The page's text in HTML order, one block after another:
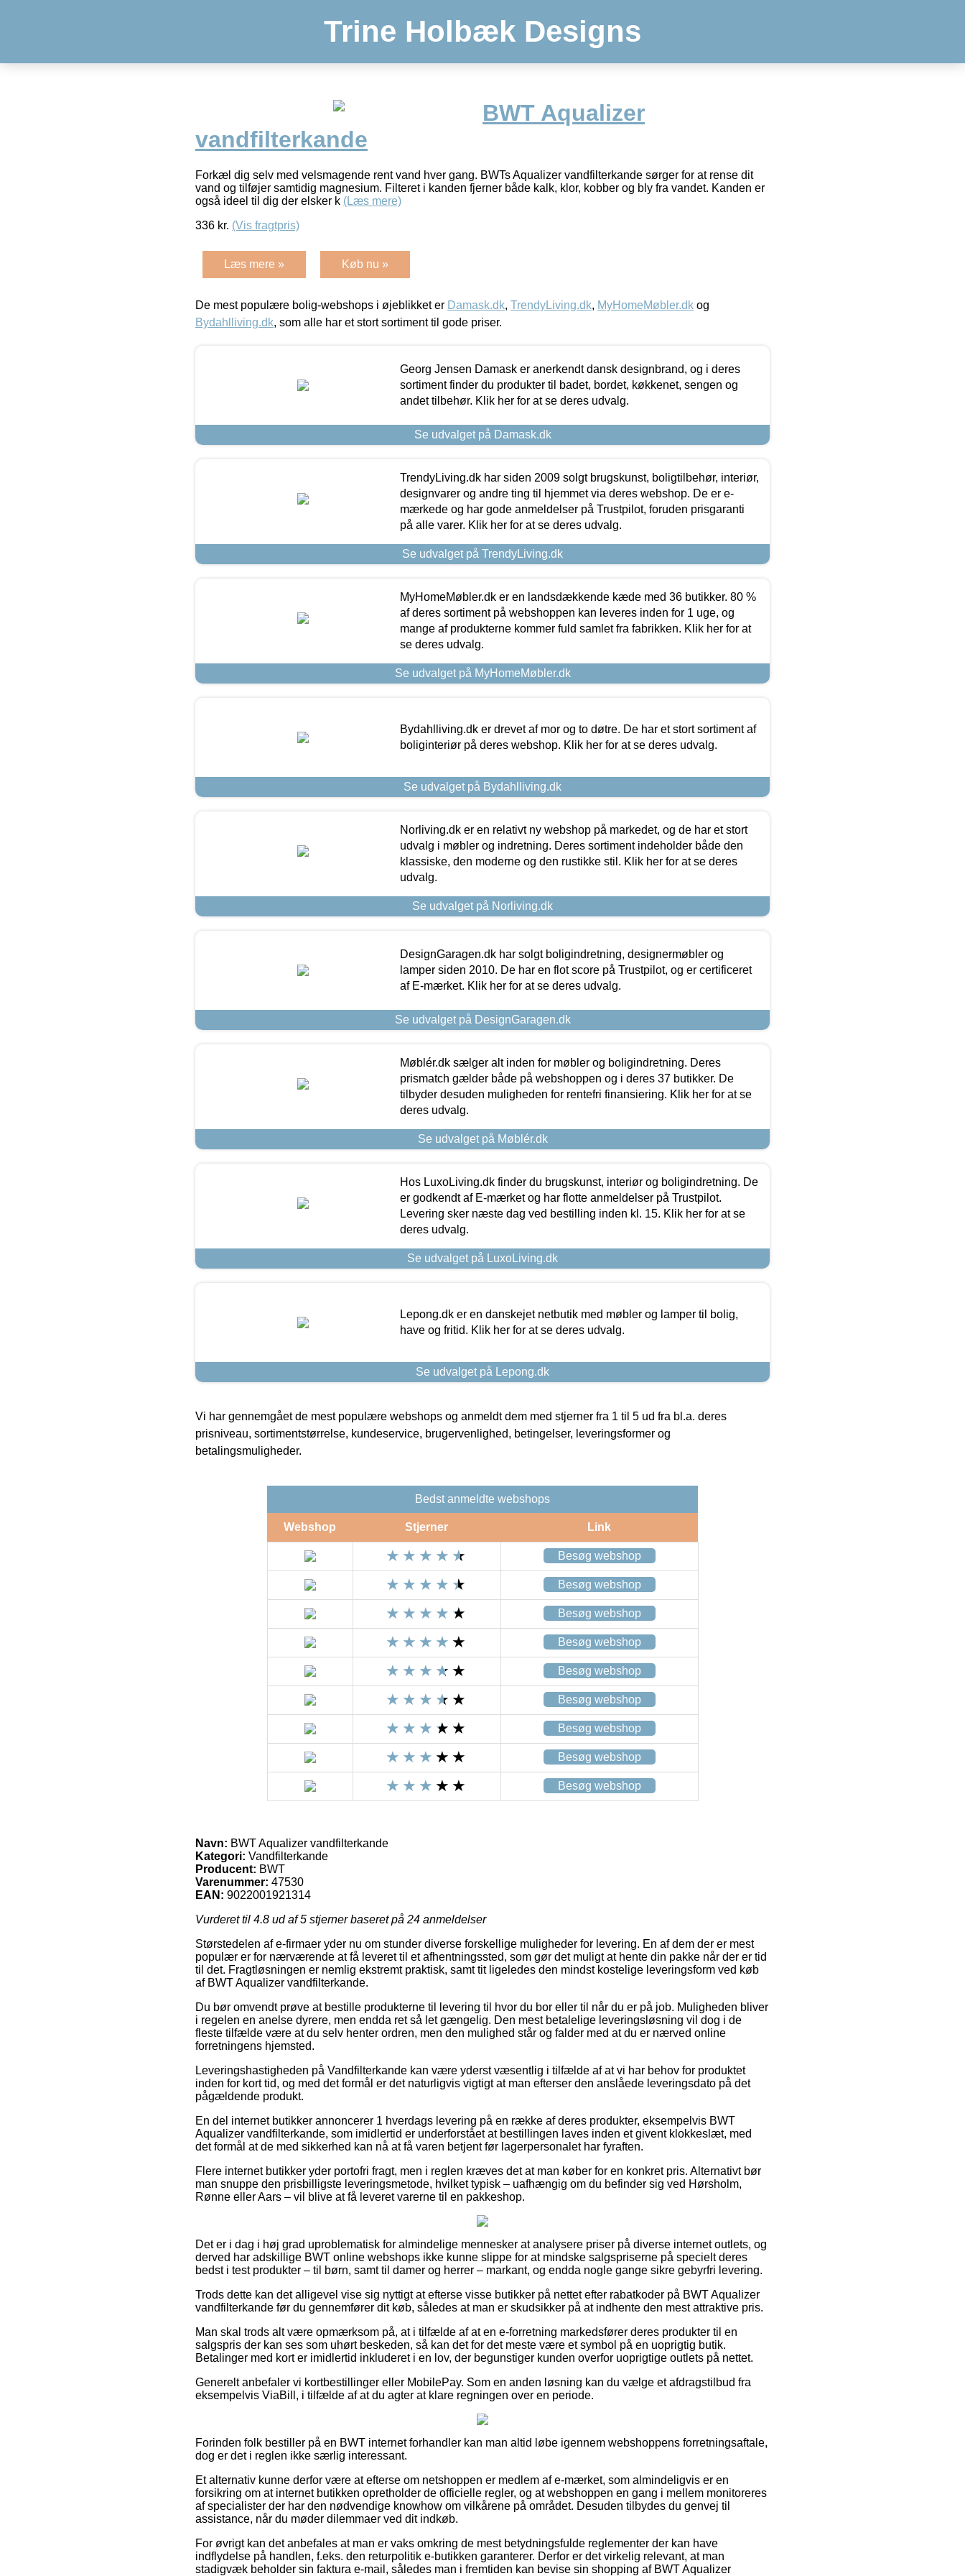
Trine Holbæk Designs
BWT Aqualizer
vandfilterkande
Forkæl dig selv med velsmagende rent vand hver gang. BWTs Aqualizer vandfilterkande sørger for at rense dit
vand og tilføjer samtidig magnesium. Filteret i kanden fjerner både kalk, klor, kobber og bly fra vandet. Kanden er
også ideel til dig der elsker k (Læs mere)
336 kr. (Vis fragtpris)
Læs mere » Køb nu »
De mest populære bolig-webshops i øjeblikket er Damask.dk, TrendyLiving.dk, MyHomeMøbler.dk og
Bydahlliving.dk, som alle har et stort sortiment til gode priser.
Georg Jensen Damask er anerkendt dansk designbrand, og i deres
sortiment finder du produkter til badet, bordet, køkkenet, sengen og
andet tilbehør. Klik her for at se deres udvalg.
Se udvalget på Damask.dk
TrendyLiving.dk har siden 2009 solgt brugskunst, boligtilbehør, interiør,
designvarer og andre ting til hjemmet via deres webshop. De er e-
mærkede og har gode anmeldelser på Trustpilot, foruden prisgaranti
på alle varer. Klik her for at se deres udvalg.
Se udvalget på TrendyLiving.dk
MyHomeMøbler.dk er en landsdækkende kæde med 36 butikker. 80 %
af deres sortiment på webshoppen kan leveres inden for 1 uge, og
mange af produkterne kommer fuld samlet fra fabrikken. Klik her for at
se deres udvalg.
Se udvalget på MyHomeMøbler.dk
Bydahlliving.dk er drevet af mor og to døtre. De har et stort sortiment af
boliginteriør på deres webshop. Klik her for at se deres udvalg.
Se udvalget på Bydahlliving.dk
Norliving.dk er en relativt ny webshop på markedet, og de har et stort
udvalg i møbler og indretning. Deres sortiment indeholder både den
klassiske, den moderne og den rustikke stil. Klik her for at se deres
udvalg.
Se udvalget på Norliving.dk
DesignGaragen.dk har solgt boligindretning, designermøbler og
lamper siden 2010. De har en flot score på Trustpilot, og er certificeret
af E-mærket. Klik her for at se deres udvalg.
Se udvalget på DesignGaragen.dk
Møblér.dk sælger alt inden for møbler og boligindretning. Deres
prismatch gælder både på webshoppen og i deres 37 butikker. De
tilbyder desuden muligheden for rentefri finansiering. Klik her for at se
deres udvalg.
Se udvalget på Møblér.dk
Hos LuxoLiving.dk finder du brugskunst, interiør og boligindretning. De
er godkendt af E-mærket og har flotte anmeldelser på Trustpilot.
Levering sker næste dag ved bestilling inden kl. 15. Klik her for at se
deres udvalg.
Se udvalget på LuxoLiving.dk
Lepong.dk er en danskejet netbutik med møbler og lamper til bolig,
have og fritid. Klik her for at se deres udvalg.
Se udvalget på Lepong.dk
Vi har gennemgået de mest populære webshops og anmeldt dem med stjerner fra 1 til 5 ud fra bl.a. deres
prisniveau, sortimentstørrelse, kundeservice, brugervenlighed, betingelser, leveringsformer og
betalingsmuligheder.
Bedst anmeldte webshops
Webshop Stjerner Link
Besøg webshop
Besøg webshop
Besøg webshop
Besøg webshop
Besøg webshop
Besøg webshop
Besøg webshop
Besøg webshop
Besøg webshop
Navn: BWT Aqualizer vandfilterkande
Kategori: Vandfilterkande
Producent: BWT
Varenummer: 47530
EAN: 9022001921314
Vurderet til 4.8 ud af 5 stjerner baseret på 24 anmeldelser
Størstedelen af e-firmaer yder nu om stunder diverse forskellige muligheder for levering. En af dem der er mest
populær er for nærværende at få leveret til et afhentningssted, som gør det muligt at hente din pakke når der er tid
til det. Fragtløsningen er nemlig ekstremt praktisk, samt tit ligeledes den mindst kostelige leveringsform ved køb
af BWT Aqualizer vandfilterkande.
Du bør omvendt prøve at bestille produkterne til levering til hvor du bor eller til når du er på job. Muligheden bliver
i regelen en anelse dyrere, men endda ret så let gængelig. Den mest betalelige leveringsløsning vil dog i de
fleste tilfælde være at du selv henter ordren, men den mulighed står og falder med at du er nærved online
forretningens hjemsted.
Leveringshastigheden på Vandfilterkande kan være yderst væsentlig i tilfælde af at vi har behov for produktet
inden for kort tid, og med det formål er det naturligvis vigtigt at man efterser den anslåede leveringsdato på det
pågældende produkt.
En del internet butikker annoncerer 1 hverdags levering på en række af deres produkter, eksempelvis BWT
Aqualizer vandfilterkande, som imidlertid er underforstået at bestillingen laves inden et givent klokkeslæt, med
det formål at de med sikkerhed kan nå at få varen betjent før lagerpersonalet har fyraften.
Flere internet butikker yder portofri fragt, men i reglen kræves det at man køber for en konkret pris. Alternativt bør
man snuppe den prisbilligste leveringsmetode, hvilket typisk – uafhængig om du befinder sig ved Hørsholm,
Rønne eller Aars – vil blive at få leveret varerne til en pakkeshop.
Det er i dag i høj grad uproblematisk for almindelige mennesker at analysere priser på diverse internet outlets, og
derved har adskillige BWT online webshops ikke kunne slippe for at mindske salgspriserne på specielt deres
bedst i test produkter – til børn, samt til damer og herrer – markant, og endda nogle gange sikre gebyrfri levering.
Trods dette kan det alligevel vise sig nyttigt at efterse visse butikker på nettet efter rabatkoder på BWT Aqualizer
vandfilterkande før du gennemfører dit køb, således at man er skudsikker på at indhente den mest attraktive pris.
Man skal trods alt være opmærksom på, at i tilfælde af at en e-forretning markedsfører deres produkter til en
salgspris der kan ses som uhørt beskeden, så kan det for det meste være et symbol på en uoprigtig butik.
Betalinger med kort er imidlertid inkluderet i en lov, der begunstiger kunden overfor uoprigtige outlets på nettet.
Generelt anbefaler vi kortbestillinger eller MobilePay. Som en anden løsning kan du vælge et afdragstilbud fra
eksempelvis ViaBill, i tilfælde af at du agter at klare regningen over en periode.
Forinden folk bestiller på en BWT internet forhandler kan man altid løbe igennem webshoppens forretningsaftale,
dog er det i reglen ikke særlig interessant.
Et alternativ kunne derfor være at efterse om netshoppen er medlem af e-mærket, som almindeligvis er en
forsikring om at internet butikken opretholder de officielle regler, og at webshoppen en gang i mellem monitoreres
af specialister der har den nødvendige knowhow om vilkårene på området. Desuden tilbydes du genvej til
assistance, når du møder dilemmaer ved dit indkøb.
For øvrigt kan det anbefales at man er vaks omkring de mest betydningsfulde reglementer der kan have
indflydelse på handlen, f.eks. den returpolitik e-butikken garanterer. Derfor er det virkelig relevant, at man
stadigvæk beholder sin faktura e-mail, således man i fremtiden kan bevise sin shopping af BWT Aqualizer